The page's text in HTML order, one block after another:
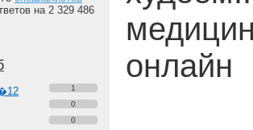
на 2 329 486
1
0
0
онлайн